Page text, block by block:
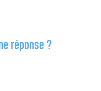
réponse ?